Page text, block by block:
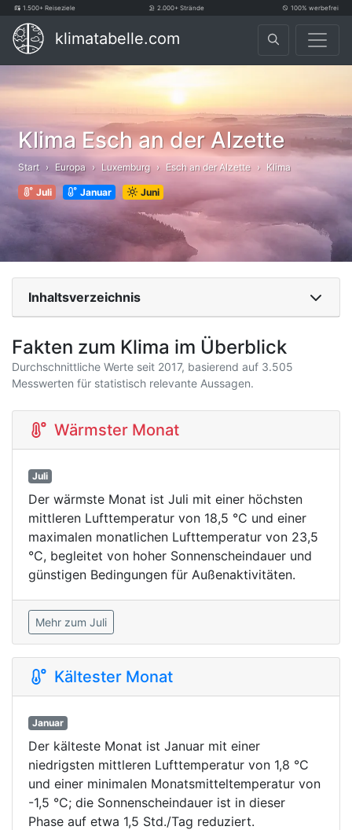
1.500+ Reiseziele 2.000+ Strände 100% werbefrei
klimatabelle.com
Klima Esch an der Alzette
Start Europa Luxemburg Esch an der Alzette Klima
Juli Januar Juni
Inhaltsverzeichnis
Fakten zum Klima im Überblick
Durchschnittliche Werte seit 2017, basierend auf 3.505
Messwerten für statistisch relevante Aussagen.
Wärmster Monat
Juli
Der wärmste Monat ist Juli mit einer höchsten
mittleren Lufttemperatur von 18,5 °C und einer
maximalen monatlichen Lufttemperatur von 23,5
°C, begleitet von hoher Sonnenscheindauer und
günstigen Bedingungen für Außenaktivitäten.
Mehr zum Juli
Kältester Monat
Januar
Der kälteste Monat ist Januar mit einer
niedrigsten mittleren Lufttemperatur von 1,8 °C
und einer minimalen Monatsmitteltemperatur von
-1,5 °C; die Sonnenscheindauer ist in dieser
Phase auf etwa 1,5 Std./Tag reduziert.